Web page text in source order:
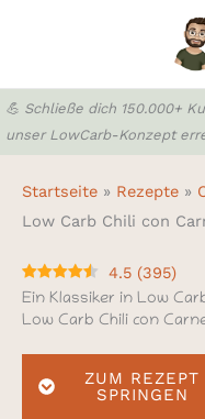
💪 Schließe dich 150.000+
unser LowCarb-Konzept
Startseite » Rezepte »
Low Carb Chili con
4.5 (395)
Ein Klassiker in Low
Low Carb Chili con
ZUM REZEPT
SPRINGEN